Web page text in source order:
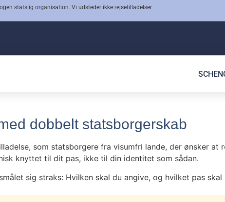
statslig organisation. Vi udsteder ikke rejsetilladelser.
dobbelt statsborgerskab
som statsborgere fra visumfri lande, der ønsker
knyttet til dit pas, ikke til din identitet som sådan.
sig straks: Hvilken skal du angive, og hvilket pas